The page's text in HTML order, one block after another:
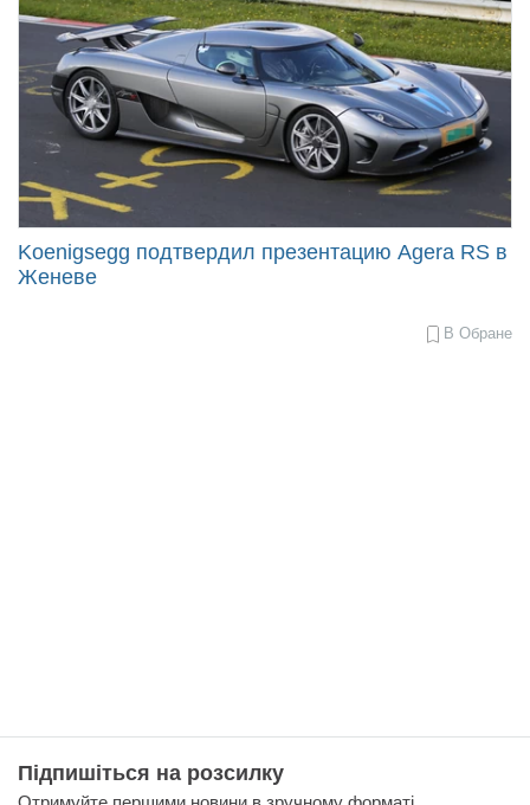
Koenigsegg подтвердил презентацию Agera RS в
Женеве
В Обране
Підпишіться на розсилку